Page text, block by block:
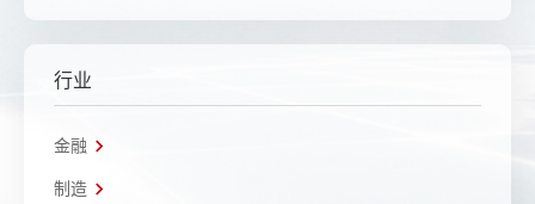
行业
金融
制造